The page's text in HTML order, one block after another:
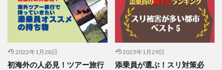
2022年1月28日
初海外の人必見！ツアー旅行
2023年1月29日
添乗員が選ぶ！スリ対策必